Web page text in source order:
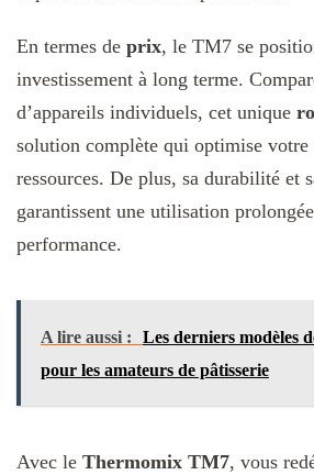
En termes de prix, le TM7 se
investissement à long terme.
d’appareils individuels, cet unique
solution complète qui optimise votre
ressources. De plus, sa durabilité et
garantissent une utilisation
performance.
A lire aussi :
Les derniers modèles
pour les amateurs de pâtisserie
Avec le Thermomix TM7, vous